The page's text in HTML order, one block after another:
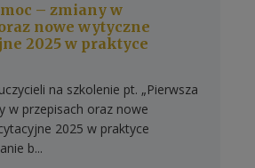
– zmiany w
nowe wytyczne
2025 w praktyce
na szkolenie pt. „Pierwsza
w przepisach oraz nowe
2025 w praktyce
b...